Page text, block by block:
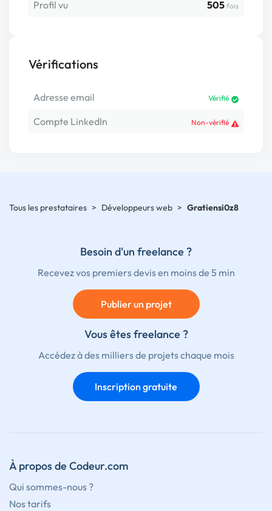
Profil vu
505 fois
Vérifications
Adresse email Vérifié
Compte LinkedIn Non-vérifié
Tous les prestataires > Développeurs web > Gratiensi0z8
Besoin d'un freelance ?
Recevez vos premiers devis en moins de 5 min
Publier un projet
Vous êtes freelance ?
Accédez à des milliers de projets chaque mois
Inscription gratuite
À propos de Codeur.com
Qui sommes-nous ?
Nos tarifs